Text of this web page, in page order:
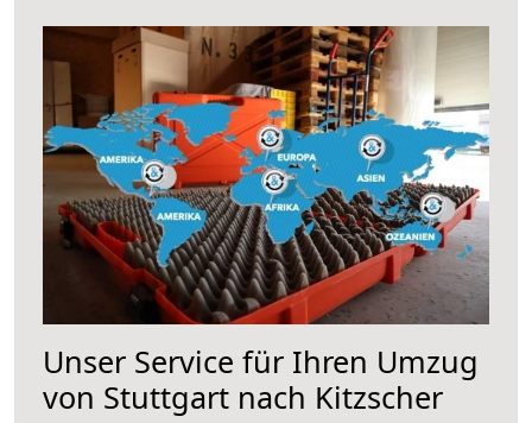
Unser Service für Ihren Umzug
von Stuttgart nach Kitzscher